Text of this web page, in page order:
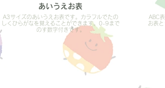
あいうえお表
A3サイズのあいうえお表です。カラフルでたの
しくひらがなを覚えることができます。0-9まで
のす数字付きです。
ABC
お表